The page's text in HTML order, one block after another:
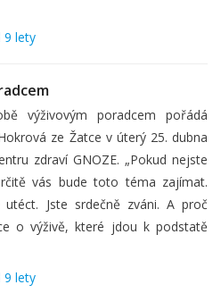
9 lety
výživovým poradcem pořádá
ze Žatce v úterý 25. dubna
zdraví GNOZE. „Pokud nejste
vás bude toto téma zajímat.
Jste srdečně zváni. A proč
o výživě, které jdou k podstatě
9 lety